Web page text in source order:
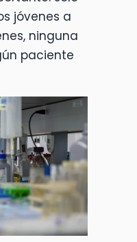
jóvenes a
ninguna
paciente